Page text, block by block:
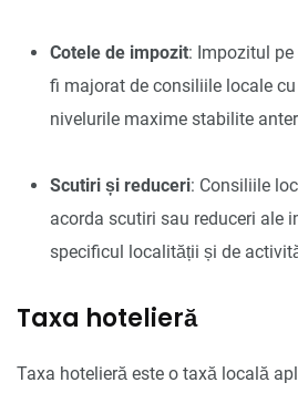
Cotele de impozit: Impozitul
fi majorat de consiliile locale
nivelurile maxime stabilite
Scutiri și reduceri: Consiliile
acorda scutiri sau reduceri ale
specificul localității și de
Taxa hotelieră
Taxa hotelieră este o taxă locală